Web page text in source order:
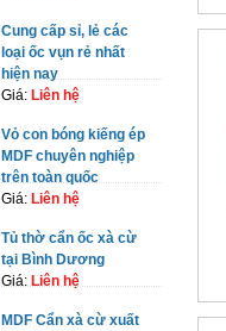
Cung cấp sỉ, lẻ các
loại ốc vụn rẻ nhất
hiện nay
Giá: Liên hệ
Vỏ con bóng kiếng ép
MDF chuyên nghiệp
trên toàn quốc
Giá: Liên hệ
Tủ thờ cẩn ốc xà cừ
tại Bình Dương
Giá: Liên hệ
MDF Cẩn xà cừ xuất